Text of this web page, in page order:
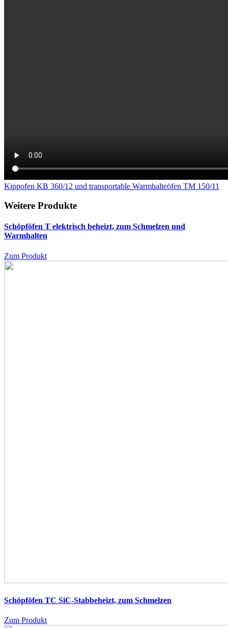
Kippofen KB 360/12 und transportable Warmhalteöfen TM 150/11
Weitere Produkte
Schöpföfen T elektrisch beheizt, zum Schmelzen und
Warmhalten
Zum Produkt
Schöpföfen TC SiC-Stabbeheizt, zum Schmelzen
Zum Produkt